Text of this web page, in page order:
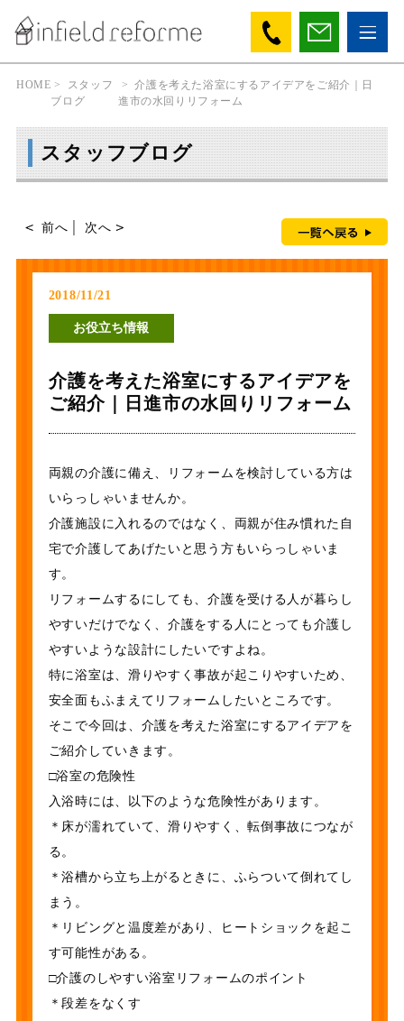
HOME >
スタッフ
ブログ
>介護を考えた浴室にするアイデアをご紹介｜日
進市の水回りリフォーム
スタッフブログ
前へ 次へ
2018/11/21
お役立ち情報
介護を考えた浴室にするアイデアを
ご紹介｜日進市の水回りリフォーム
両親の介護に備え、リフォームを検討している方は
いらっしゃいませんか。
介護施設に入れるのではなく、両親が住み慣れた自
宅で介護してあげたいと思う方もいらっしゃいま
す。
リフォームするにしても、介護を受ける人が暮らし
やすいだけでなく、介護をする人にとっても介護し
やすいような設計にしたいですよね。
特に浴室は、滑りやすく事故が起こりやすいため、
安全面もふまえてリフォームしたいところです。
そこで今回は、介護を考えた浴室にするアイデアを
ご紹介していきます。
□浴室の危険性
入浴時には、以下のような危険性があります。
＊床が濡れていて、滑りやすく、転倒事故につなが
る。
＊浴槽から立ち上がるときに、ふらついて倒れてし
まう。
＊リビングと温度差があり、ヒートショックを起こ
す可能性がある。
□介護のしやすい浴室リフォームのポイント
＊段差をなくす